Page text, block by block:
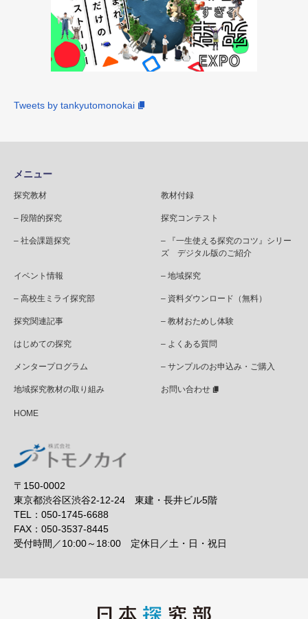
Tweets by tankyutomonokai
メニュー
探究教材 教材付録
– 段階的探究 探究コンテスト
– 社会課題探究
– 『一生使える探究のコツ』シリー
ズ デジタル版のご紹介
イベント情報 – 地域探究
– 高校生ミライ探究部 – 資料ダウンロード（無料）
探究関連記事 – 教材おためし体験
はじめての探究 – よくある質問
メンタープログラム – サンプルのお申込み・ご購入
地域探究教材の取り組み お問い合わせ
HOME
〒150-0002
東京都渋谷区渋谷2-12-24 東建・長井ビル5階
TEL：050-1745-6688
FAX：050-3537-8445
受付時間／10:00～18:00 定休日／土・日・祝日